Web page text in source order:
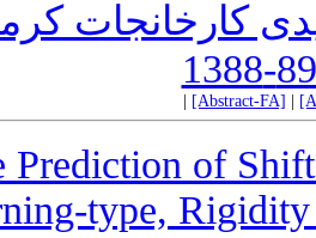
کارخانجات
[Abstract-FA]
Prediction of
type,